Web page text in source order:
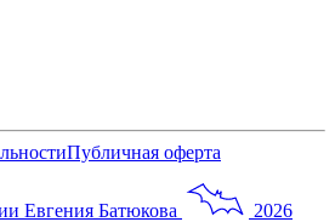
Публичная оферта
Евгения Батюкова
2026